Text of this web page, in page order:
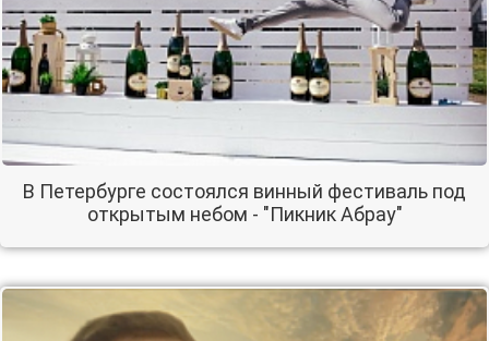
В Петербурге состоялся винный фестиваль под
открытым небом - "Пикник Абрау"